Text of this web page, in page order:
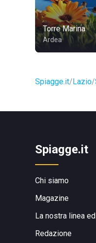
Torre Marina
Ardea
Spiagge.it Lazio
Spiagge.it
Chi siamo
Magazine
La nostra linea
Redazione